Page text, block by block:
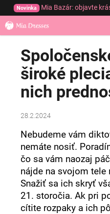
Prejsť
obsah
Novinka Mia Bazár: objavte
široké
nich
28.2.2024
Nebudeme vám
nemáte nosiť.
čo sa vám naozaj
nájde na svojom tele
Snažiť sa ich skryť
21. storočia. Ak pri
cítite rozpaky a ich
o
Späť
Späť